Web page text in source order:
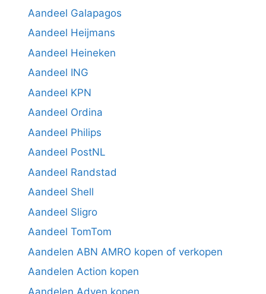
Aandeel Galapagos
Aandeel Heijmans
Aandeel Heineken
Aandeel ING
Aandeel KPN
Aandeel Ordina
Aandeel Philips
Aandeel PostNL
Aandeel Randstad
Aandeel Shell
Aandeel Sligro
Aandeel TomTom
Aandelen ABN AMRO kopen of verkopen
Aandelen Action kopen
Aandelen Adyen kopen